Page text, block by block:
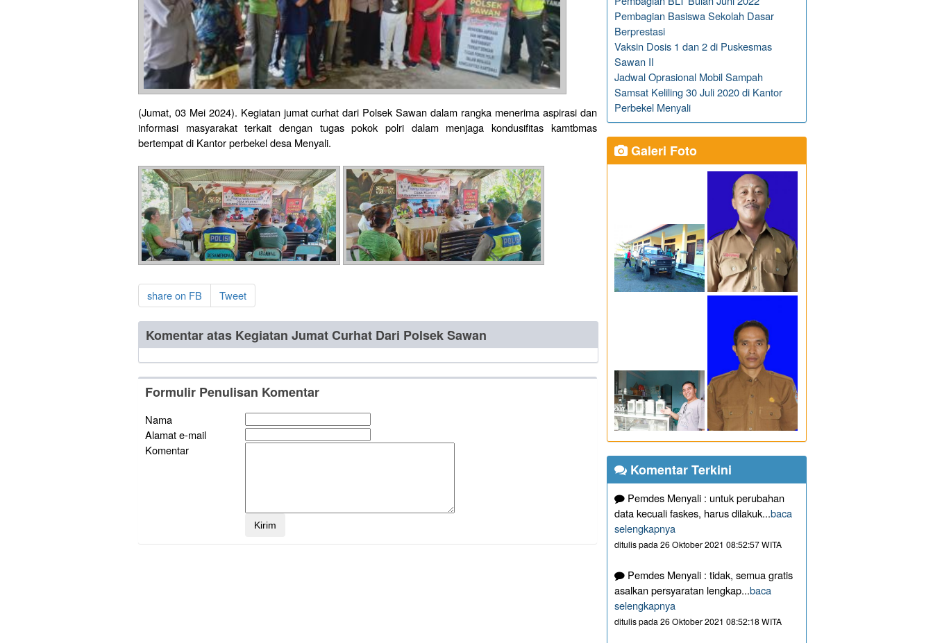
(Jumat, 03 Mei 2024). Kegiatan jumat curhat dari Polsek Sawan dalam rangka menerima aspirasi dan
informasi masyarakat terkait dengan tugas pokok polri dalam menjaga kondusifitas kamtbmas
bertempat di Kantor perbekel desa Menyali.
share on FB Tweet
Komentar atas Kegiatan Jumat Curhat Dari Polsek Sawan
Formulir Penulisan Komentar
Nama
Alamat e-mail
Komentar
Pembagian Basiswa Sekolah Dasar
Berprestasi
Vaksin Dosis 1 dan 2 di Puskesmas
Sawan II
Jadwal Oprasional Mobil Sampah
Samsat Keliling 30 Juli 2020 di Kantor
Perbekel Menyali
Galeri Foto
Komentar Terkini
Pemdes Menyali : untuk perubahan
data kecuali faskes, harus dilakuk...baca
selengkapnya
ditulis pada 26 Oktober 2021 08:52:57 WITA
Pemdes Menyali : tidak, semua gratis
asalkan persyaratan lengkap...baca
selengkapnya
ditulis pada 26 Oktober 2021 08:52:18 WITA